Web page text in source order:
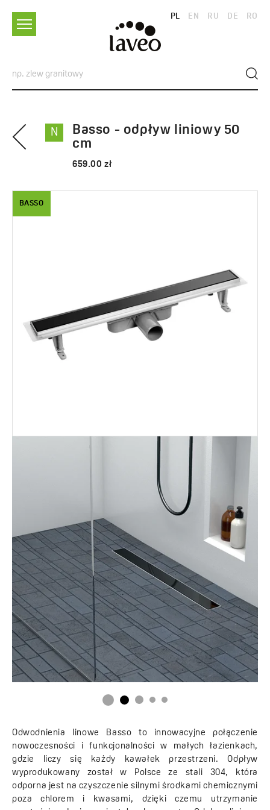
PL EN RU DE RO
N
Basso - odpływ liniowy 50
cm
659.00 zł
BASSO
Odwodnienia linowe Basso to innowacyjne połączenie
nowoczesności i funkcjonalności w małych łazienkach,
gdzie liczy się każdy kawałek przestrzeni. Odpływ
wyprodukowany został w Polsce ze stali 304, która
odporna jest na czyszczenie silnymi środkami chemicznymi
poza chlorem i kwasami, dzięki czemu utrzymanie